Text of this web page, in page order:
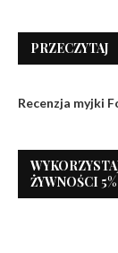
PRZECZYTAJ
Recenzja myjki
ŻYWNOŚCI